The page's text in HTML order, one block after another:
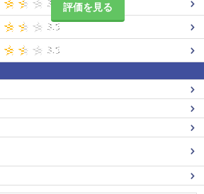
評価を見る